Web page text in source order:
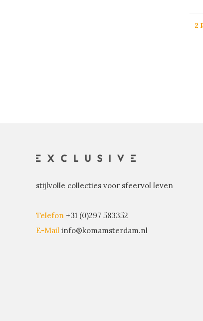
2
stijlvolle collecties voor sfeervol leven
Telefon +31 (0)297 583352
E-Mail info@komamsterdam.nl